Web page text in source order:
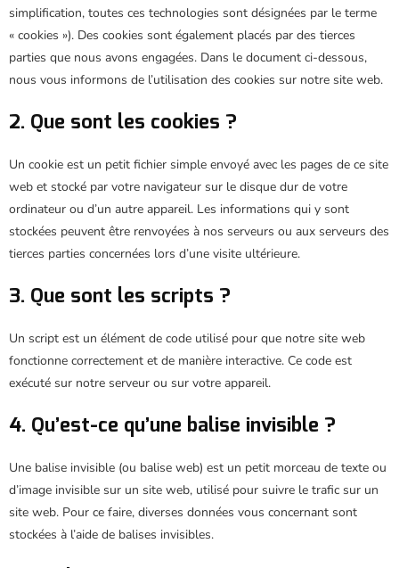
simplification, toutes ces technologies sont désignées par le terme
« cookies »). Des cookies sont également placés par des tierces
parties que nous avons engagées. Dans le document ci-dessous,
nous vous informons de l’utilisation des cookies sur notre site web.
2. Que sont les cookies ?
Un cookie est un petit fichier simple envoyé avec les pages de ce site
web et stocké par votre navigateur sur le disque dur de votre
ordinateur ou d’un autre appareil. Les informations qui y sont
stockées peuvent être renvoyées à nos serveurs ou aux serveurs des
tierces parties concernées lors d’une visite ultérieure.
3. Que sont les scripts ?
Un script est un élément de code utilisé pour que notre site web
fonctionne correctement et de manière interactive. Ce code est
exécuté sur notre serveur ou sur votre appareil.
4. Qu’est-ce qu’une balise invisible ?
Une balise invisible (ou balise web) est un petit morceau de texte ou
d’image invisible sur un site web, utilisé pour suivre le trafic sur un
site web. Pour ce faire, diverses données vous concernant sont
stockées à l’aide de balises invisibles.